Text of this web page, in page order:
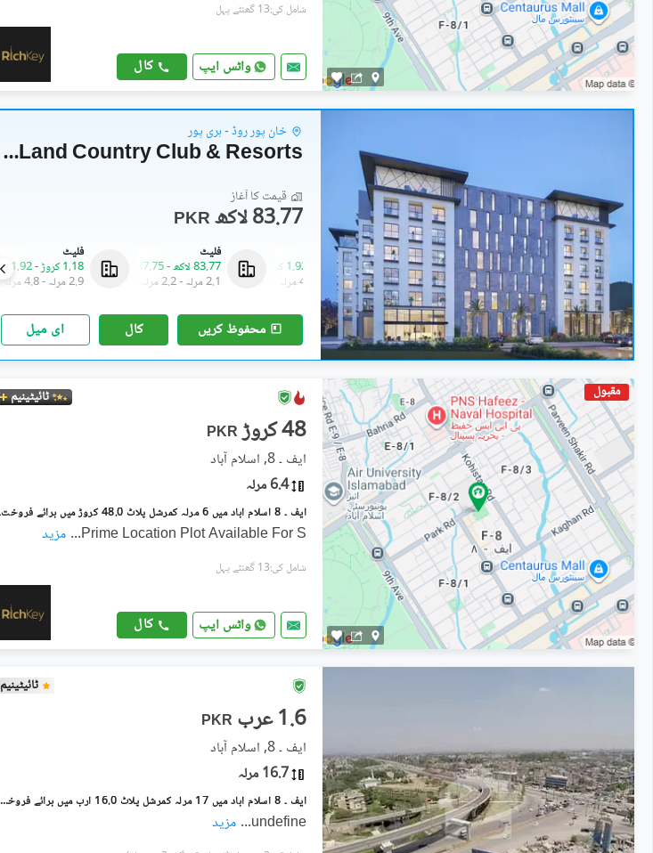
شامل کی:13 گھنٹے پہل
واٹس ایپ کال
خان پور روڈ - ہری پور
Tomorrow Land Country Club & Resorts
قیمت کا آغاز
PKR 83.77 لاکھ
فلیٹ
1.18 کروڑ
-1.92 کروڑ
2.9 مرلہ
-4.8 مرلہ
فلیٹ
83.77 لاکھ
-87.75 لاکھ
2.1 مرلہ
-2.2 مرلہ
فلیٹ
1.18 کروڑ
1.92 کروڑ
2.9 مرلہ
4.8 مرلہ
محفوظ کریں کال ای میل
مقبول ٹائیٹینیم
PKR 48 کروڑ
ایف ۔ 8, اسلام آباد
6.4 مرلہ
ایف ۔ 8 اسلام آباد میں 6 مرلہ کمرشل پلاٹ 48.0 کروڑ میں برائے فروخت۔
Prime Location Plot Available For S
... مزید
شامل کی:13 گھنٹے پہل
واٹس ایپ کال
ٹائیٹینیم
PKR 1.6 عرب
ایف ۔ 8, اسلام آباد
16.7 مرلہ
ایف ۔ 8 اسلام آباد میں 17 مرلہ کمرشل پلاٹ 16.0 ارب میں برائے فروخت۔
undefine
... مزید